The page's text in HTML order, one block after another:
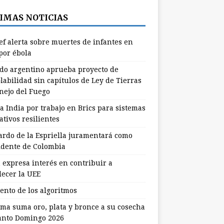
NOTICIAS
alerta sobre muertes de infantes en
ébola
argentino aprueba proyecto de
sin capítulos de Ley de Tierras
del Fuego
India por trabajo en Brics para sistemas
resilientes
de la Espriella juramentará como
de Colombia
expresa interés en contribuir a
la UEE
de los algoritmos
suma oro, plata y bronce a su cosecha
Domingo 2026